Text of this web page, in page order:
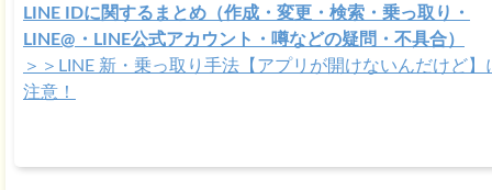
LINE IDに関するまとめ（作成・変更・検索・乗っ取り・
LINE@・LINE公式アカウント・噂などの疑問・不具合）
＞＞LINE 新・乗っ取り手法【アプリが開けないんだけど】
注意！